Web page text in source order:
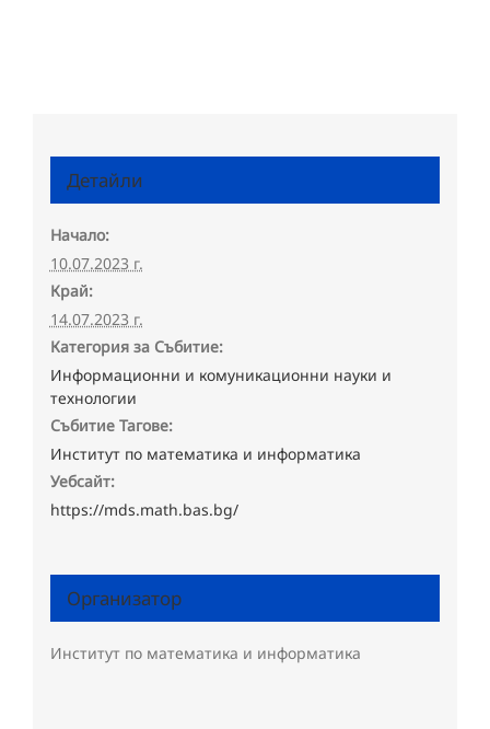
Детайли
Начало:
10.07.2023 г.
Край:
14.07.2023 г.
Категория за Събитие:
Информационни и комуникационни науки и
технологии
Събитие Тагове:
Институт по математика и информатика
Уебсайт:
https://mds.math.bas.bg/
Организатор
Институт по математика и информатика